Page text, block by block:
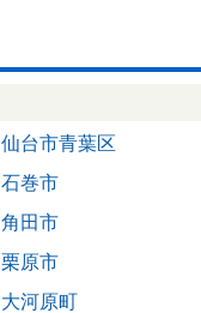
仙台市青葉区
石巻市
角田市
栗原市
大河原町